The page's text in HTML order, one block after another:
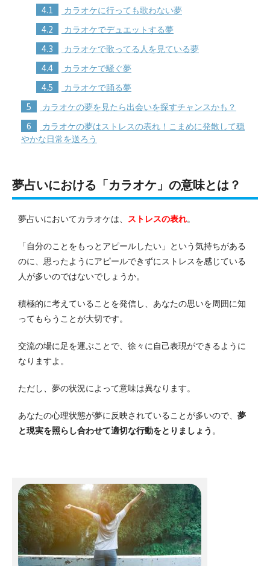
4.1 カラオケに行っても歌わない夢
4.2 カラオケでデュエットする夢
4.3 カラオケで歌ってる人を見ている夢
4.4 カラオケで騒ぐ夢
4.5 カラオケで踊る夢
5 カラオケの夢を見たら出会いを探すチャンスかも？
6
カラオケの夢はストレスの表れ！こまめに発散して穏
やかな日常を送ろう
夢占いにおける「カラオケ」の意味とは？
夢占いにおいてカラオケは、 ストレスの表れ。
「自分のことをもっとアピールしたい」という気持ちがある
のに、思ったようにアピールできずにストレスを感じている
人が多いのではないでしょうか。
積極的に考えていることを発信し、あなたの思いを周囲に知
ってもらうことが大切です。
交流の場に足を運ぶことで、徐々に自己表現ができるように
なりますよ。
ただし、夢の状況によって意味は異なります。
あなたの心理状態が夢に反映されていることが多いので、 夢
と現実を照らし合わせて適切な行動をとりましょう 。